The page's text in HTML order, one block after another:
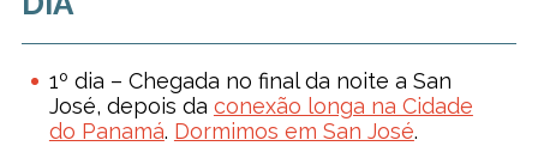
1º dia – Chegada no final da noite a San
José, depois da conexão longa na Cidade
do Panamá. Dormimos em San José.